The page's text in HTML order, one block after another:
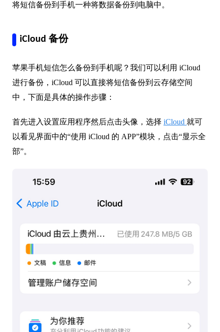
将短信备份到手机一种将数据备份到电脑中。
iCloud 备份
苹果手机短信怎么备份到手机呢？我们可以利用 iCloud
进行备份，iCloud 可以直接将短信备份到云存储空间
中，下面是具体的操作步骤：
首先进入设置应用程序然后点击头像，选择 iCloud 就可
以看见界面中的“使用 iCloud 的 APP”模块，点击“显示全
部”。